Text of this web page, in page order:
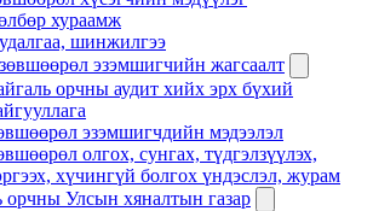
хураамж
шинжилгээ
эзэмшигчийн жагсаалт
орчны аудит хийх эрх бүхий
эзэмшигчдийн мэдээлэл
олгох, сунгах, түдгэлзүүлэх,
хүчингүй болгох үндэслэл, журам
орчны Улсын хяналтын газар